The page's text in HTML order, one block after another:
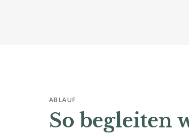
ABLAUF
So begleiten